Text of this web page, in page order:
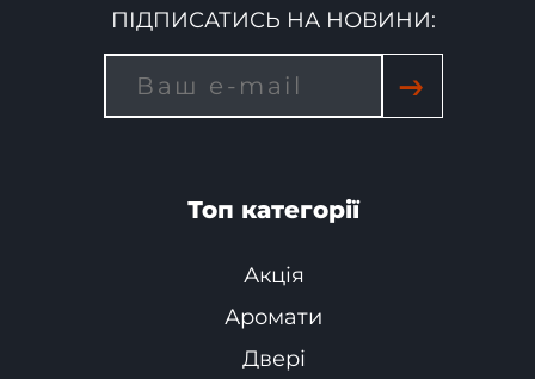
ПІДПИСАТИСЬ НА НОВИНИ:
→
Топ категорії
Акція
Аромати
Двері